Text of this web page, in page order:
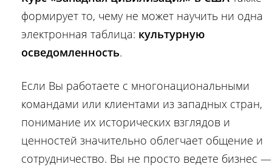
формирует то, чему не может научить ни одна
электронная таблица: культурную
осведомленность.
Если Вы работаете с многонациональными
командами или клиентами из западных стран,
понимание их исторических взглядов и
ценностей значительно облегчает общение и
сотрудничество. Вы не просто ведете бизнес —